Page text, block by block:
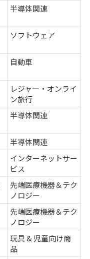
半導体関連
ソフトウェア
自動車
レジャー・オンライ
ン旅行
半導体関連
半導体関連
インターネットサー
ビス
先端医療機器＆テク
ノロジー
先端医療機器＆テク
ノロジー
玩具 & 児童向け商
品